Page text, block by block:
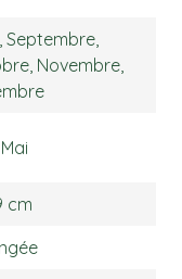
Septembre,
Novembre,
cm